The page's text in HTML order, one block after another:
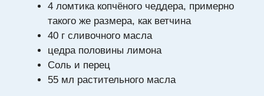
4 ломтика копчёного чеддера, примерно
такого же размера, как ветчина
40 г сливочного масла
цедра половины лимона
Соль и перец
55 мл растительного масла